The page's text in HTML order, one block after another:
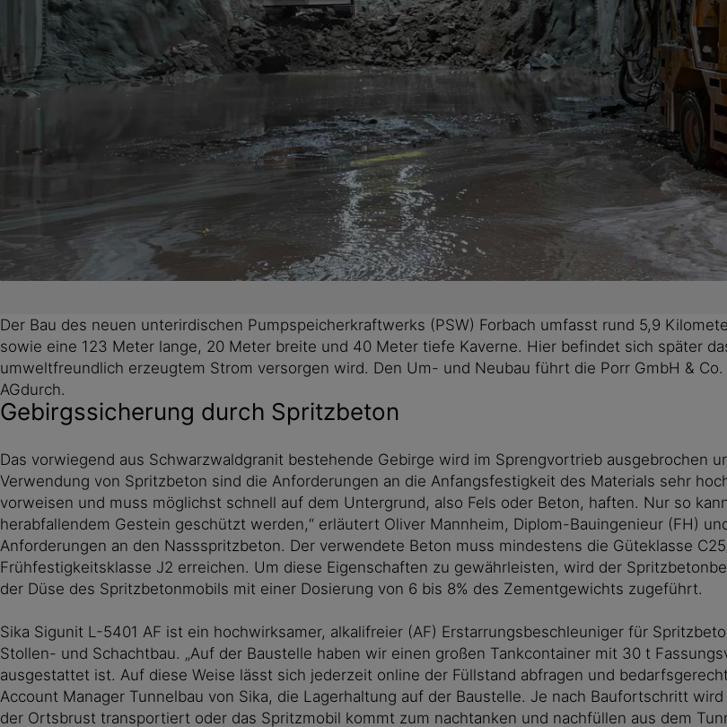
Der Bau des neuen unterirdischen Pumpspeicherkraftwerks (PSW) Forbach umfasst rund 5,9
sowie eine 123 Meter lange, 20 Meter breite und 40 Meter tiefe Kaverne. Hier befindet sich später
umweltfreundlich erzeugtem Strom versorgen wird. Den Um- und Neubau führt die Porr GmbH &
AGdurch.
Gebirgssicherung durch Spritzbeton
Das vorwiegend aus Schwarzwaldgranit bestehende Gebirge wird im Sprengvortrieb ausgebrochen
Verwendung von Spritzbeton sind die Anforderungen an die Anfangsfestigkeit des Materials sehr
vorweisen und muss möglichst schnell auf dem Untergrund, also Fels oder Beton, haften. Nur so
herabfallendem Gestein geschützt werden,“ erläutert Oliver Mannheim, Diplom-Bauingenieur (FH)
Anforderungen an den Nassspritzbeton. Der verwendete Beton muss mindestens die Güteklasse
Frühfestigkeitsklasse J2 erreichen. Um diese Eigenschaften zu gewährleisten, wird der
der Düse des Spritzbetonmobils mit einer Dosierung von 6 bis 8% des Zementgewichts zugeführt.
Sika Sigunit L-5401 AF ist ein hochwirksamer, alkalifreier (AF) Erstarrungsbeschleuniger für
Stollen- und Schachtbau. „Auf der Baustelle haben wir einen großen Tankcontainer mit 30 t
ausgestattet ist. Auf diese Weise lässt sich jederzeit online der Füllstand abfragen und
Account Manager Tunnelbau von Sika, die Lagerhaltung auf der Baustelle. Je nach Baufortschritt
der Ortsbrust transportiert oder das Spritzmobil kommt zum nachtanken und nachfüllen aus dem